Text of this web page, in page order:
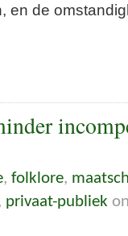
en de
, folklore,
privaat-publiek